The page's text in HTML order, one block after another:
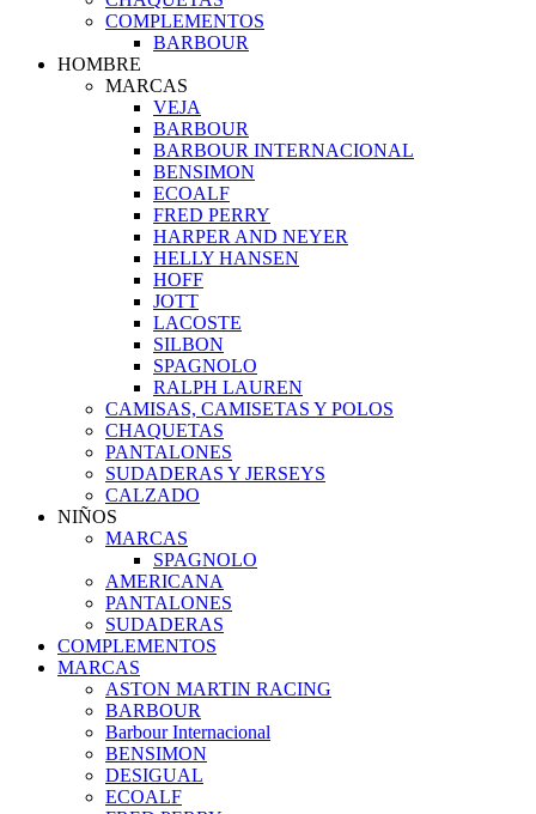
COMPLEMENTOS
BARBOUR
HOMBRE
MARCAS
VEJA
BARBOUR
BARBOUR INTERNACIONAL
BENSIMON
ECOALF
FRED PERRY
HARPER AND NEYER
HELLY HANSEN
HOFF
JOTT
LACOSTE
SILBON
SPAGNOLO
RALPH LAUREN
CAMISAS, CAMISETAS Y POLOS
CHAQUETAS
PANTALONES
SUDADERAS Y JERSEYS
CALZADO
NIÑOS
MARCAS
SPAGNOLO
AMERICANA
PANTALONES
SUDADERAS
COMPLEMENTOS
MARCAS
ASTON MARTIN RACING
BARBOUR
Barbour Internacional
BENSIMON
DESIGUAL
ECOALF